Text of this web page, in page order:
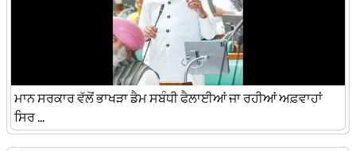
ਮਾਨ ਸਰਕਾਰ ਵੱਲੋਂ ਭਾਖੜਾ ਡੈਮ ਸਬੰਧੀ ਫੈਲਾਈਆਂ ਜਾ ਰਹੀਆਂ ਅਫ਼ਵਾਹਾਂ
ਸਿਰ ...